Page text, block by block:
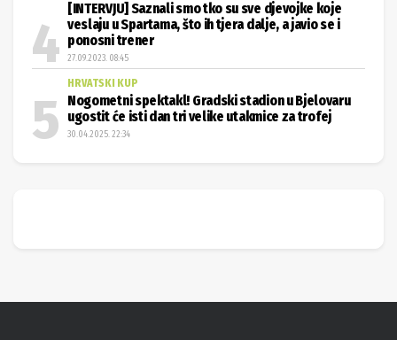
[INTERVJU] Saznali smo tko su sve djevojke koje
veslaju u Spartama, što ih tjera dalje, a javio se i
ponosni trener
27.09.2023. 08:45
HRVATSKI KUP
Nogometni spektakl! Gradski stadion u Bjelovaru
ugostit će isti dan tri velike utakmice za trofej
30.04.2025. 22:34